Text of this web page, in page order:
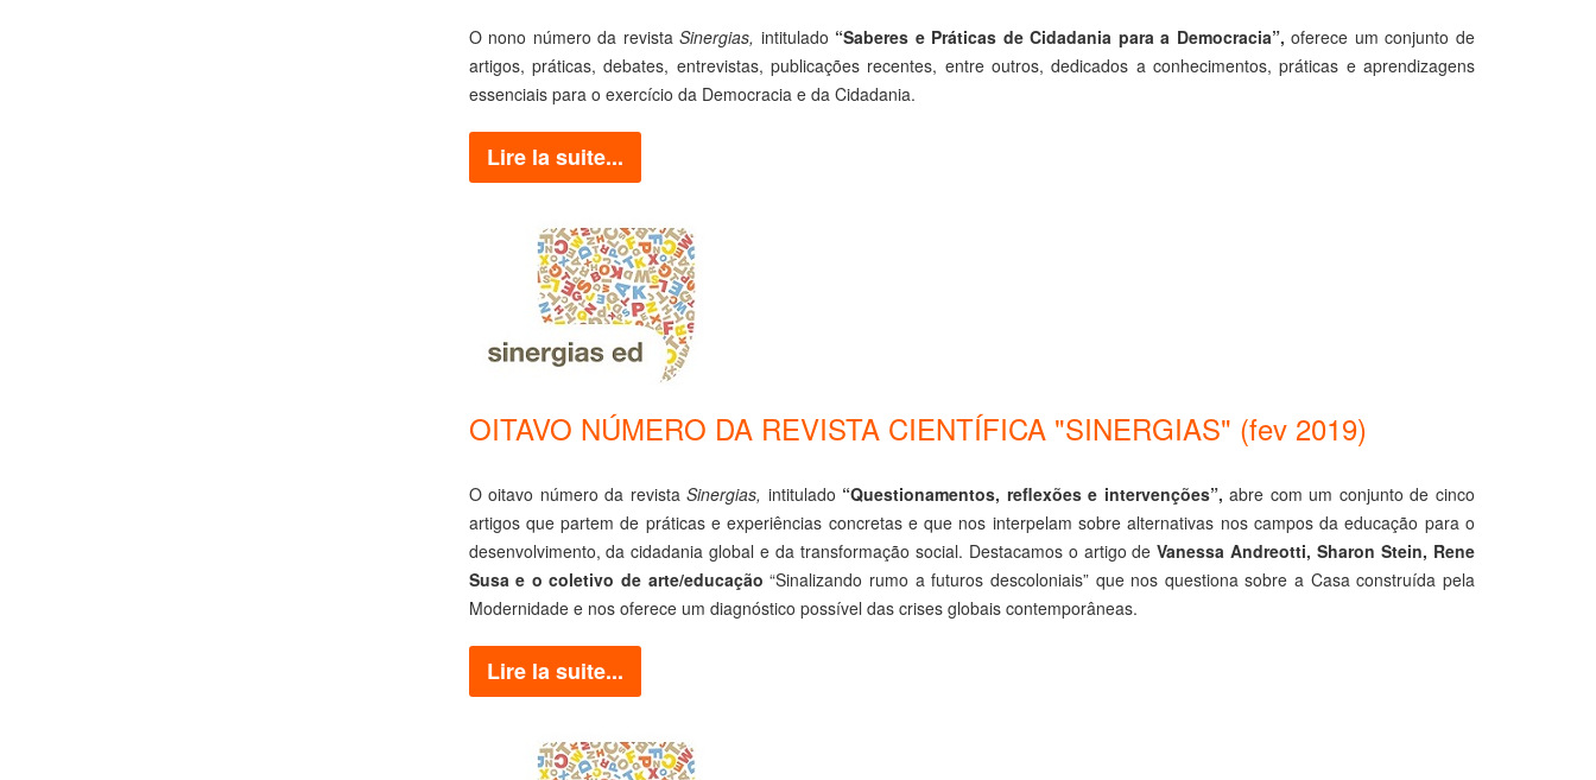
O nono número da revistaSinergias, intitulado “Saberes e Práticas de Cidadania para a Democracia”,oferece um conjunto de
artigos, práticas, debates, entrevistas, publicações recentes, entre outros, dedicados a conhecimentos, práticas e aprendizagens
essenciais para o exercício da Democracia e da Cidadania.
Lire la suite...
OITAVO NÚMERO DA REVISTA CIENTÍFICA "SINERGIAS" (fev 2019)
O oitavo número da revistaSinergias, intitulado “Questionamentos, reflexões e intervenções”,abre com um conjunto de cinco
artigos que partem de práticas e experiências concretas e que nos interpelam sobre alternativas nos campos da educação para o
desenvolvimento, da cidadania global e da transformação social. Destacamos o artigo deVanessa Andreotti, Sharon Stein, Rene
Susa e o coletivo de arte/educação “Sinalizando rumo a futuros descoloniais” que nos questiona sobre a Casa construída pela
Modernidade e nos oferece um diagnóstico possível das crises globais contemporâneas.
Lire la suite...